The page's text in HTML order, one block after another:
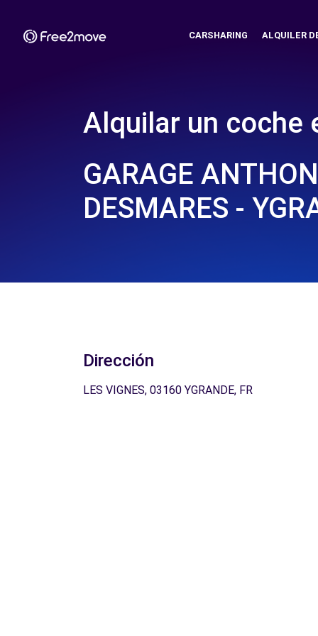
CARSHARING ALQUILER
Alquilar un coche
GARAGE
DESMARES -
Dirección
LES VIGNES, 03160 YGRANDE, FR